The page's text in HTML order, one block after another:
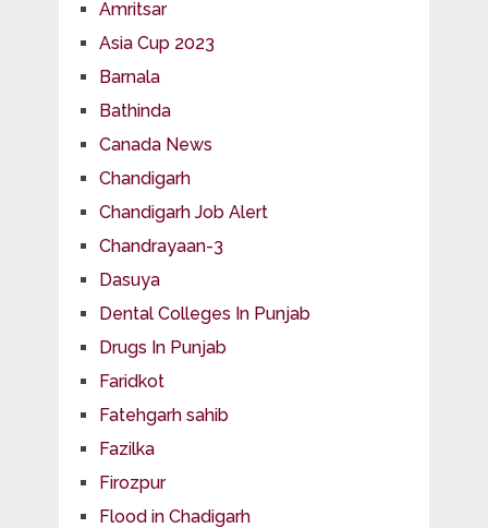
Amritsar
Asia Cup 2023
Barnala
Bathinda
Canada News
Chandigarh
Chandigarh Job Alert
Chandrayaan-3
Dasuya
Dental Colleges In Punjab
Drugs In Punjab
Faridkot
Fatehgarh sahib
Fazilka
Firozpur
Flood in Chadigarh